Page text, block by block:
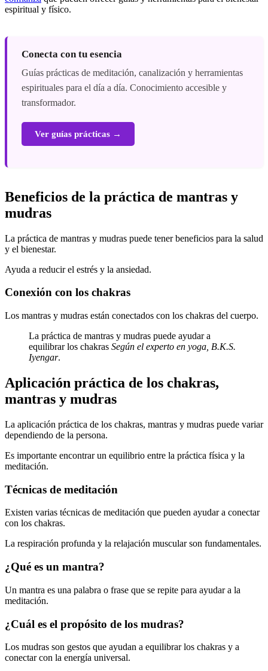
espiritual y físico.
Conecta con tu esencia
Guías prácticas de meditación, canalización y herramientas
espirituales para el día a día. Conocimiento accesible y
transformador.
Ver guías prácticas →
Beneficios de la práctica de mantras y
mudras
La práctica de mantras y mudras puede tener beneficios para la salud
y el bienestar.
Ayuda a reducir el estrés y la ansiedad.
Conexión con los chakras
Los mantras y mudras están conectados con los chakras del cuerpo.
La práctica de mantras y mudras puede ayudar a
equilibrar los chakras Según el experto en yoga, B.K.S.
Iyengar.
Aplicación práctica de los chakras,
mantras y mudras
La aplicación práctica de los chakras, mantras y mudras puede variar
dependiendo de la persona.
Es importante encontrar un equilibrio entre la práctica física y la
meditación.
Técnicas de meditación
Existen varias técnicas de meditación que pueden ayudar a conectar
con los chakras.
La respiración profunda y la relajación muscular son fundamentales.
¿Qué es un mantra?
Un mantra es una palabra o frase que se repite para ayudar a la
meditación.
¿Cuál es el propósito de los mudras?
Los mudras son gestos que ayudan a equilibrar los chakras y a
conectar con la energía universal.